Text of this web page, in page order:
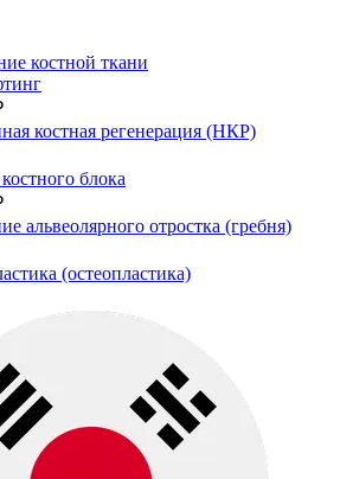
костной ткани
костная регенерация (НКР)
блока
альвеолярного отростка (гребня)
(остеопластика)